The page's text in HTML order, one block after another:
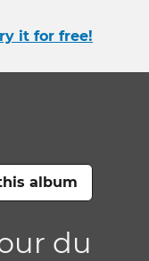
it for free!
album
du